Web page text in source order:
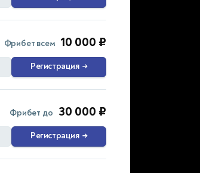
Фрибет всем 10 000 ₽
Регистрация →
Фрибет до 30 000 ₽
Регистрация →